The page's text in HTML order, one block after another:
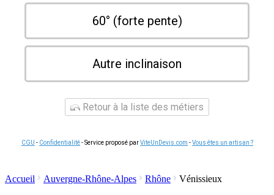
60° (forte pente)
Autre inclinaison
Retour à la liste des métiers
CGU - Confidentialité- Service proposé parViteUnDevis.com -Vous êtes un artisan ?
Accueil Auvergne-Rhône-Alpes Rhône Vénissieux